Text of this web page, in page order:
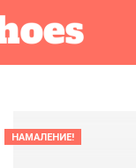
НАМАЛЕНИЕ!